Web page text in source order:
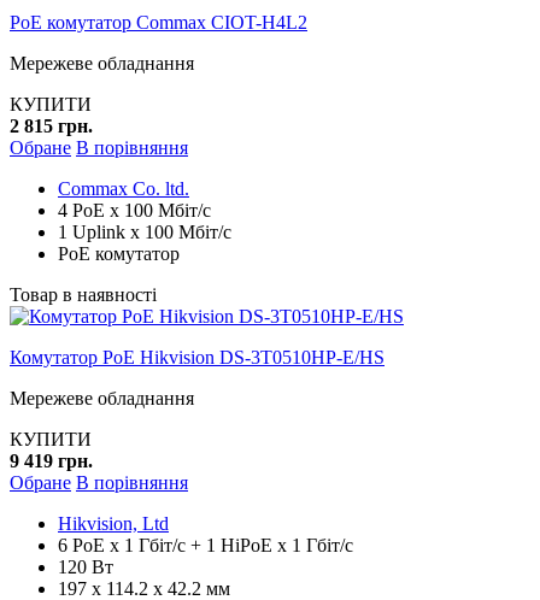
PoE комутатор Commax CIOT-H4L2
Мережеве обладнання
КУПИТИ
2 815 грн.
Обране В порівняння
Commax Co. ltd.
4 PoE x 100 Мбіт/с
1 Uplink x 100 Мбіт/с
PoE комутатор
Товар в наявності
Комутатор PoE Hikvision DS-3T0510HP-E/HS
Мережеве обладнання
КУПИТИ
9 419 грн.
Обране В порівняння
Hikvision, Ltd
6 PoE x 1 Гбіт/с + 1 HiPoE x 1 Гбіт/с
120 Вт
197 х 114.2 х 42.2 мм